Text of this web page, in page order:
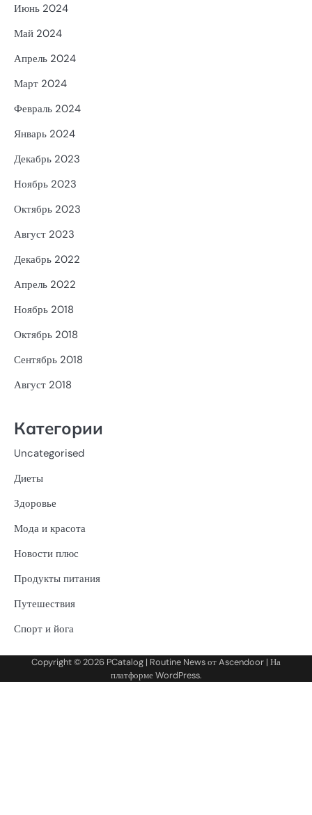
Июнь 2024
Май 2024
Апрель 2024
Март 2024
Февраль 2024
Январь 2024
Декабрь 2023
Ноябрь 2023
Октябрь 2023
Август 2023
Декабрь 2022
Апрель 2022
Ноябрь 2018
Октябрь 2018
Сентябрь 2018
Август 2018
Категории
Uncategorised
Диеты
Здоровье
Мода и красота
Новости плюс
Продукты питания
Путешествия
Спорт и йога
Copyright © 2026 PCatalog | Routine News отAscendoor | На
платформеWordPress.